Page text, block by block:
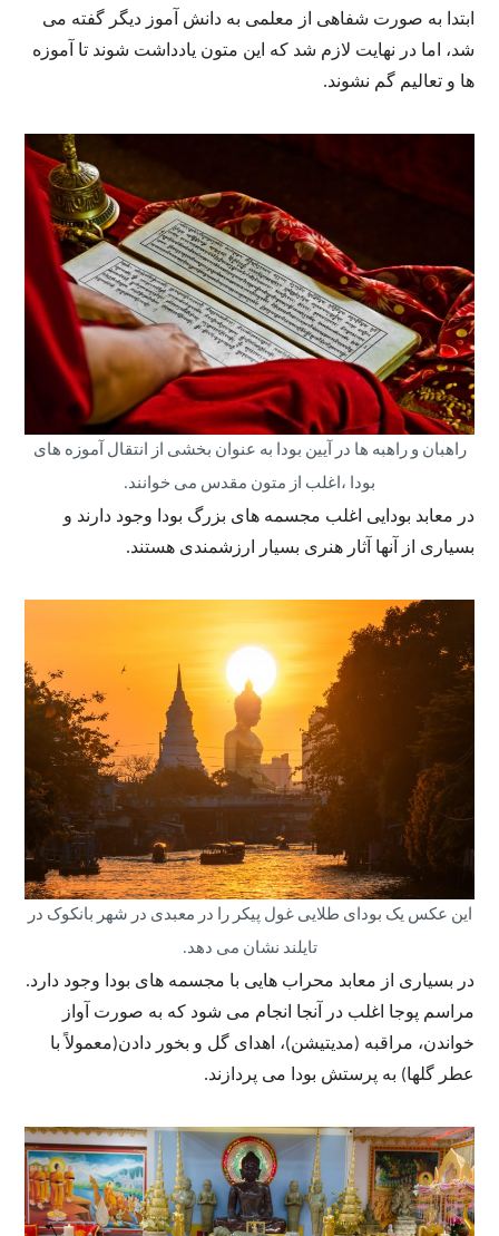
ابتدا به صورت شفاهی از معلمی به دانش آموز دیگر گفته می
شد، اما در نهایت لازم شد که این متون یادداشت شوند تا آموزه
ها و تعالیم گم نشوند.
راهبان و راهبه ها در آیین بودا به عنوان بخشی از انتقال آموزه های
بودا ،اغلب از متون مقدس می خوانند.
در معابد بودایی اغلب مجسمه های بزرگ بودا وجود دارند و
بسیاری از آنها آثار هنری بسیار ارزشمندی هستند.
این عکس یک بودای طلایی غول پیکر را در معبدی در شهر بانکوک در
تایلند نشان می دهد.
در بسیاری از معابد محراب هایی با مجسمه های بودا وجود دارد.
مراسم پوجا اغلب در آنجا انجام می شود که به صورت آواز
خواندن، مراقبه (مدیتیشن)، اهدای گل و بخور دادن(معمولاً با
عطر گلها) به پرستش بودا می پردازند.